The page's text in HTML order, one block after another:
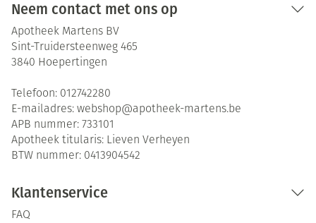
Neem contact met ons op
Apotheek Martens BV
Sint-Truidersteenweg 465
3840 Hoepertingen
Telefoon: 012742280
E-mailadres: webshop@apotheek-martens.be
APB nummer: 733101
Apotheek titularis: Lieven Verheyen
BTW nummer: 0413904542
Klantenservice
FAQ